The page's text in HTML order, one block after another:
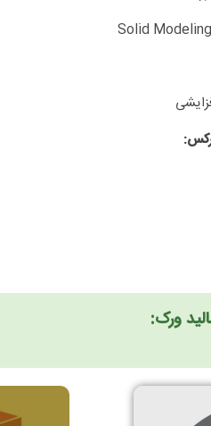
ورک: